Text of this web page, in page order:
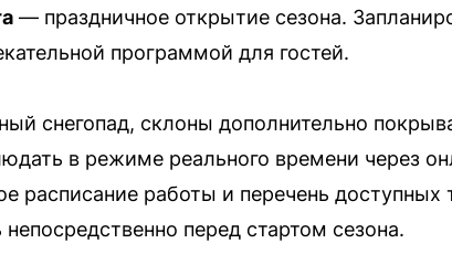
— праздничное открытие сезона.
программой для гостей.
снегопад, склоны дополнительно
в режиме реального времени через
расписание работы и перечень доступных
перед стартом сезона.